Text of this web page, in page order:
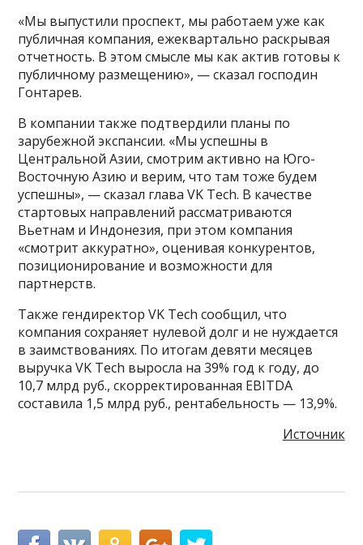
«Мы выпустили проспект, мы работаем уже как
публичная компания, ежеквартально раскрывая
отчетность. В этом смысле мы как актив готовы к
публичному размещению», — сказал господин
Гонтарев.
В компании также подтвердили планы по
зарубежной экспансии. «Мы успешны в
Центральной Азии, смотрим активно на Юго-
Восточную Азию и верим, что там тоже будем
успешны», — сказал глава VK Tech. В качестве
стартовых направлений рассматриваются
Вьетнам и Индонезия, при этом компания
«смотрит аккуратно», оценивая конкурентов,
позиционирование и возможности для
партнерств.
Также гендиректор VK Tech сообщил, что
компания сохраняет нулевой долг и не нуждается
в заимствованиях. По итогам девяти месяцев
выручка VK Tech выросла на 39% год к году, до
10,7 млрд руб., скорректированная EBITDA
составила 1,5 млрд руб., рентабельность — 13,9%.
Источник